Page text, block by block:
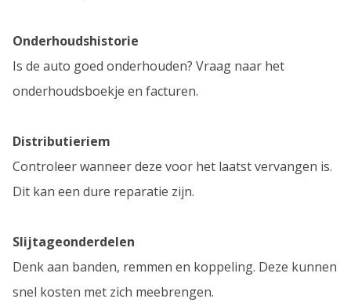
Onderhoudshistorie
Is de auto goed onderhouden? Vraag naar het
onderhoudsboekje en facturen.
Distributieriem
Controleer wanneer deze voor het laatst vervangen is.
Dit kan een dure reparatie zijn.
Slijtageonderdelen
Denk aan banden, remmen en koppeling. Deze kunnen
snel kosten met zich meebrengen.